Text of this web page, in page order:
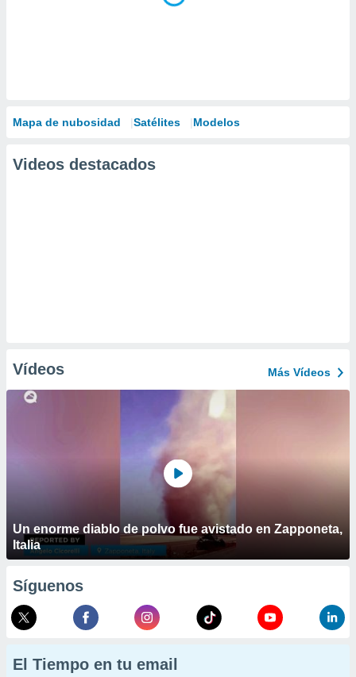
Mapa de nubosidad Satélites Modelos
Videos destacados
Vídeos Más Vídeos
Un enorme diablo de polvo fue avistado en Zapponeta,
Italia
Síguenos
El Tiempo en tu email